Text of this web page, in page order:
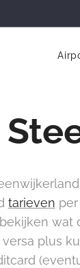
tarieven
wat
plus